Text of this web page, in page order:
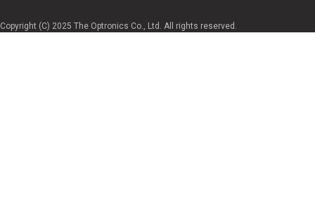
Copyright (C) 2025 The Optronics Co., Ltd. All rights reserved.